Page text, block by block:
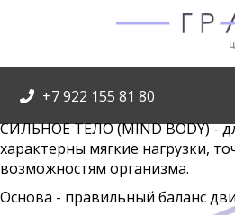
+7 922 155 81 80
СИЛЬНОЕ ТЕЛО (MIND BODY) -
характерны мягкие нагрузки,
возможностям организма.
Основа - правильный баланс